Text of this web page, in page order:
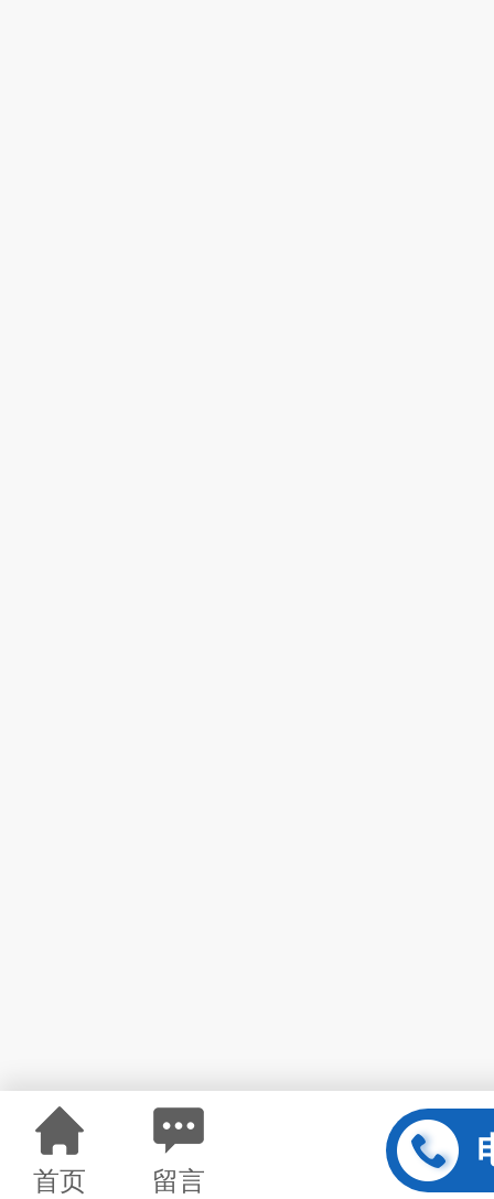
首页 留言